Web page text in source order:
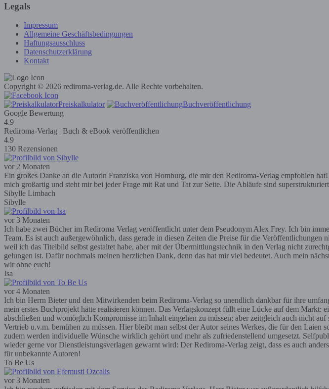
Legals
Impressum
Allgemeine Geschäftsbedingungen
Haftungsausschluss
Datenschutzerklärung
Kontakt
Copyright © 2026 rediroma-verlag.de. Alle Rechte vorbehalten.
Preiskalkulator
Buchveröffentlichung
Google Bewertung
4.9
Rediroma-Verlag | Buch & eBook veröffentlichen
4.9
130 Rezensionen
vor 2 Monaten
Ein großes Danke an die Autorin Franziska von Homburg, die mir den Rediroma-Verlag empfohlen
mich großartig und steht mir bei jeder Frage mit Rat und Tat zur Seite. Die Abläufe sind
Sibylle Limbach
Sibylle
vor 3 Monaten
Ich habe zwei Bücher im Rediroma Verlag veröffentlicht unter dem Pseudonym Alex Frey. Ich bin
Team. Es ist auch außergewöhnlich, dass gerade in diesen Zeiten die Preise für die
weil ich das Titelbild selbst gestaltet habe, aber mit der Übermittlungstechnik in den Verlag nicht
gelungen ist. Dafür nochmals meinen herzlichen Dank, denn das hat mir viel bedeutet. Auch mein
wir ohne euch!
Isa
vor 4 Monaten
Ich bin Herrn Bieter und den Mitwirkenden beim Rediroma-Verlag so unendlich dankbar für ihre
mein erstes Buchprojekt hätte realisieren können. Das Verlagskonzept füllt eine Lücke auf dem
abschließen und womöglich Kompromisse im Inhalt eingehen zu müssen; aber zeitgleich auch nicht
Vertrieb u.v.m. bemühen zu müssen. Hier bleibt man selbst der Autor seines Werkes, die für den
zudem werden individuelle Wünsche wirklich gehört und mehr als zufriedenstellend umgesetzt.
wieder gerne vor Dienstleistungsverlagen gewarnt wird: Der Rediroma-Verlag zeigt, dass es auch
für unbekannte Autoren!
To Be Us
vor 3 Monaten